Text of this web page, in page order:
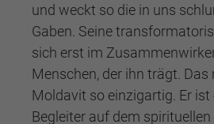
und weckt so die in uns
Gaben. Seine
sich erst im
Menschen, der ihn trägt. Das
Moldavit so einzigartig. Er ist
Begleiter auf dem spirituellen